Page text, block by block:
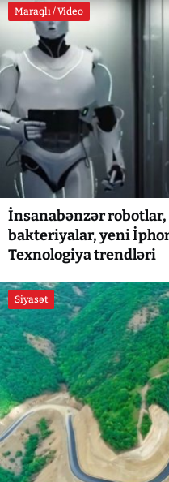
Maraqlı / Video
İnsanabənzər robotlar,
bakteriyalar, yeni
Texnologiya trendləri
Siyasət